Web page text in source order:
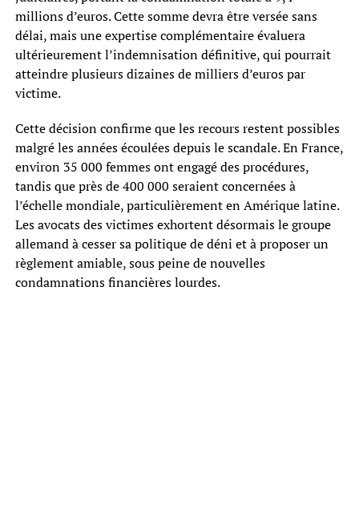
millions d’euros. Cette somme devra être versée sans
délai, mais une expertise complémentaire évaluera
ultérieurement l’indemnisation définitive, qui pourrait
atteindre plusieurs dizaines de milliers d’euros par
victime.
Cette décision confirme que les recours restent possibles
malgré les années écoulées depuis le scandale. En France,
environ 35 000 femmes ont engagé des procédures,
tandis que près de 400 000 seraient concernées à
l’échelle mondiale, particulièrement en Amérique latine.
Les avocats des victimes exhortent désormais le groupe
allemand à cesser sa politique de déni et à proposer un
règlement amiable, sous peine de nouvelles
condamnations financières lourdes.